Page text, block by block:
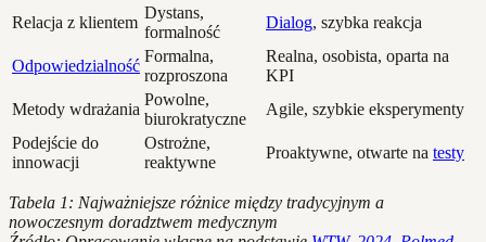
Relacja z klientem
Dystans,
formalność
Dialog, szybka reakcja
Odpowiedzialność
Formalna,
rozproszona
Realna, osobista, oparta na
KPI
Metody wdrażania
Powolne,
biurokratyczne
Agile, szybkie eksperymenty
Podejście do
innowacji
Ostrożne,
reaktywne
Proaktywne, otwarte na testy
Tabela 1: Najważniejsze różnice między tradycyjnym a
nowoczesnym doradztwem medycznym